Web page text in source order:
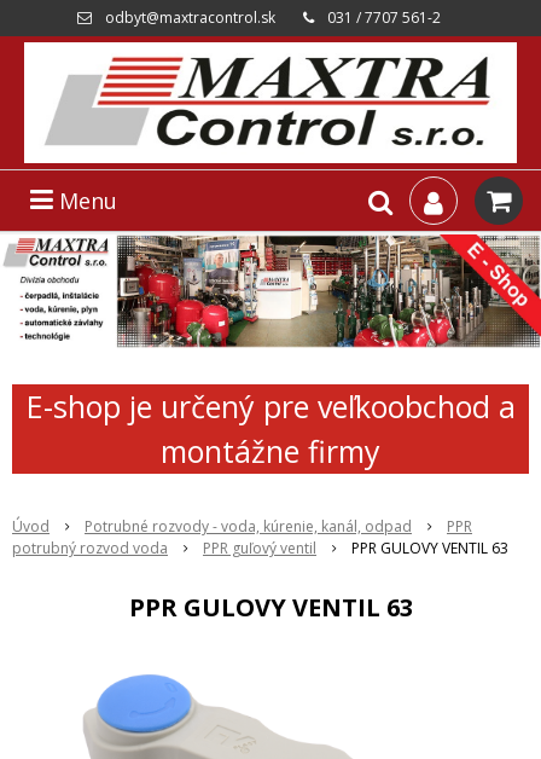
odbyt@maxtracontrol.sk 031 / 7707 561-2
Menu
E-shop je určený pre veľkoobchod a
montážne firmy
Úvod Potrubné rozvody - voda, kúrenie, kanál, odpad
PPR
potrubný rozvod voda
PPR guľový ventil PPR GULOVY VENTIL 63
PPR GULOVY VENTIL 63